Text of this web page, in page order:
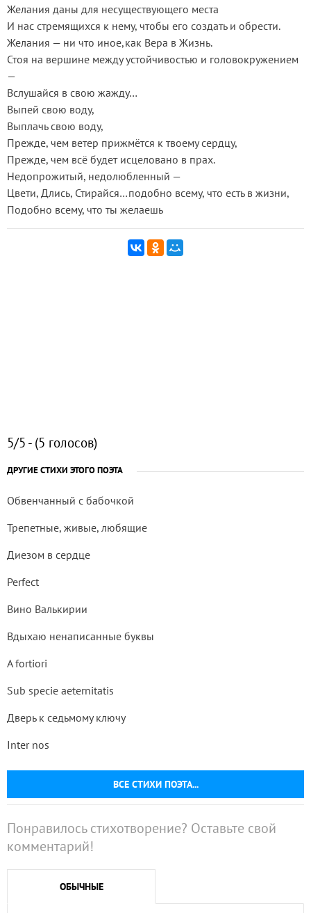
Желания даны для несуществующего места
И нас стремящихся к нему, чтобы его создать и обрести.
Желания — ни что иное,как Вера в Жизнь.
Стоя на вершине между устойчивостью и головокружением
—
Вслушайся в свою жажду…
Выпей свою воду,
Выплачь свою воду,
Прежде, чем ветер прижмётся к твоему сердцу,
Прежде, чем всё будет исцеловано в прах.
Недопрожитый, недолюбленный —
Цвети, Длись, Стирайся…подобно всему, что есть в жизни,
Подобно всему, что ты желаешь
5/5 - (5 голосов)
ДРУГИЕ СТИХИ ЭТОГО ПОЭТА
ВСЕ СТИХИ ПОЭТА...
Обвенчанный с бабочкой
Трепетные, живые, любящие
Диезом в сердце
Perfect
Вино Валькирии
Вдыхаю ненаписанные буквы
A fortiori
Sub specie aeternitatis
Дверь к седьмому ключу
Inter nos
Понравилось стихотворение? Оставьте свой
комментарий!
ОБЫЧНЫЕ